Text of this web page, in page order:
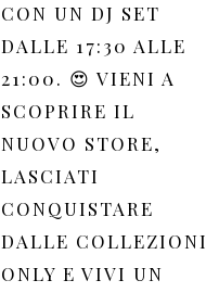
CON UN DJ SET
DALLE 17:30 ALLE
21:00. 😍 VIENI A
SCOPRIRE IL
NUOVO STORE,
LASCIATI
CONQUISTARE
DALLE COLLEZIONI
ONLY E VIVI UN